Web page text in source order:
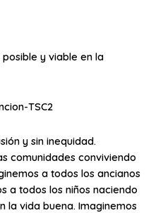
y viable en la
y sin inequidad.
comunidades conviviendo
a todos los ancianos
a todos los niños naciendo
la vida buena. Imaginemos